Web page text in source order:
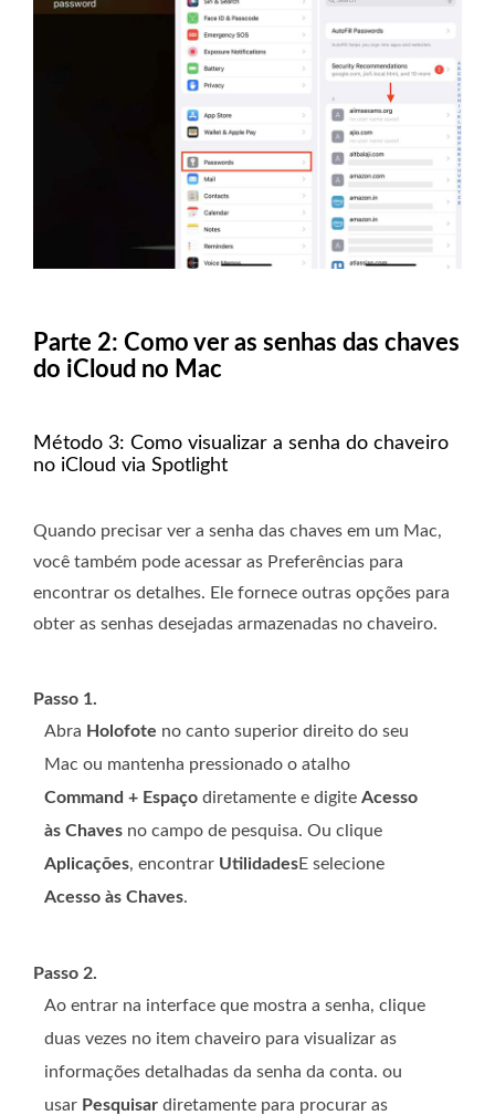
Parte 2: Como ver as senhas das chaves
do iCloud no Mac
Método 3: Como visualizar a senha do chaveiro
no iCloud via Spotlight
Quando precisar ver a senha das chaves em um Mac,
você também pode acessar as Preferências para
encontrar os detalhes. Ele fornece outras opções para
obter as senhas desejadas armazenadas no chaveiro.
Passo 1.
Abra Holofote no canto superior direito do seu
Mac ou mantenha pressionado o atalho
Command + Espaço diretamente e digite Acesso
às Chaves no campo de pesquisa. Ou clique
Aplicações, encontrar UtilidadesE selecione
Acesso às Chaves.
Passo 2.
Ao entrar na interface que mostra a senha, clique
duas vezes no item chaveiro para visualizar as
informações detalhadas da senha da conta. ou
usar Pesquisar diretamente para procurar as